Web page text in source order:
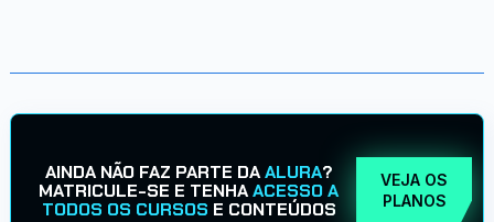
AINDA NÃO FAZ PARTE DAALURA?
MATRICULE-SE E TENHAACESSO A
TODOS OS CURSOS E CONTEÚDOS
VEJA OS
PLANOS